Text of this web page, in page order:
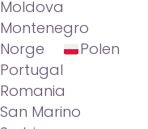
Moldova
Montenegro
Norge
Polen
Portugal
Romania
San Marino